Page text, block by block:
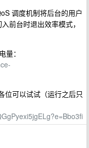
调度机制将后台的用户
前台时退出效率模式，
量：
位可以试试（运行之后只